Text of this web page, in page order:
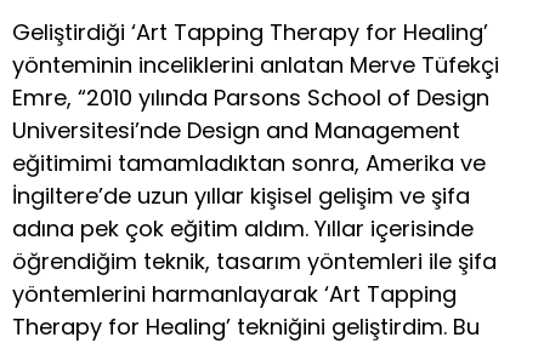
Geliştirdiği ‘Art Tapping Therapy for Healing’
yönteminin inceliklerini anlatan Merve Tüfekçi
Emre, “2010 yılında Parsons School of Design
Universitesi’nde Design and Management
eğitimimi tamamladıktan sonra, Amerika ve
İngiltere’de uzun yıllar kişisel gelişim ve şifa
adına pek çok eğitim aldım. Yıllar içerisinde
öğrendiğim teknik, tasarım yöntemleri ile şifa
yöntemlerini harmanlayarak ‘Art Tapping
Therapy for Healing’ tekniğini geliştirdim. Bu